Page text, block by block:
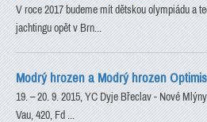
V roce 2017 budeme mít dětskou olympiádu a
jachtingu opět v Brn...
Modrý hrozen a Modrý hrozen
19. – 20. 9. 2015, YC Dyje Břeclav - Nové
Vau, 420, Fd ...